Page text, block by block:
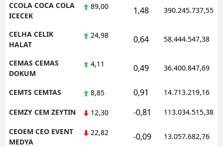
CCOLA COCA COLA
ICECEK
89,00 1,48 390.245.737,55
CELHA CELIK
HALAT
24,98 0,64 58.444.547,38
CEMAS CEMAS
DOKUM
4,11 0,49 36.400.847,69
CEMTS CEMTAS 8,85 0,91 14.713.219,16
CEMZY CEM ZEYTIN 12,30 -0,81 113.034.515,38
CEOEM CEO EVENT
MEDYA
22,82 -0,09 13.057.682,76